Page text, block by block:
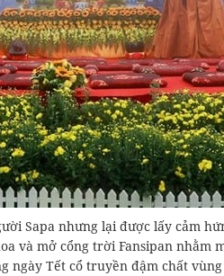
Sapa nhưng lại được lấy cảm
và mở cổng trời Fansipan nhằm
ngày Tết cổ truyền đậm chất